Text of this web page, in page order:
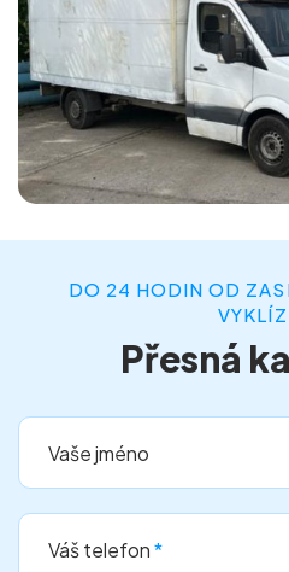
DO 24 HODIN OD
Přesná
Vaše jméno
Váš telefon*